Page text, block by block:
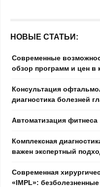
НОВЫЕ СТАТЬИ:
Современные
обзор программ и цен в
Консультация
диагностика болезней
Автоматизация фитнеса
Комплексная
важен экспертный
Современная
«IMPL»: